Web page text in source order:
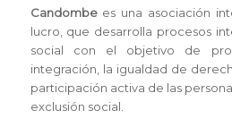
Candombees una asociación
lucro, que desarrolla procesos
social con el objetivo de
integración, la igualdad de
participación activa de las
exclusión social.